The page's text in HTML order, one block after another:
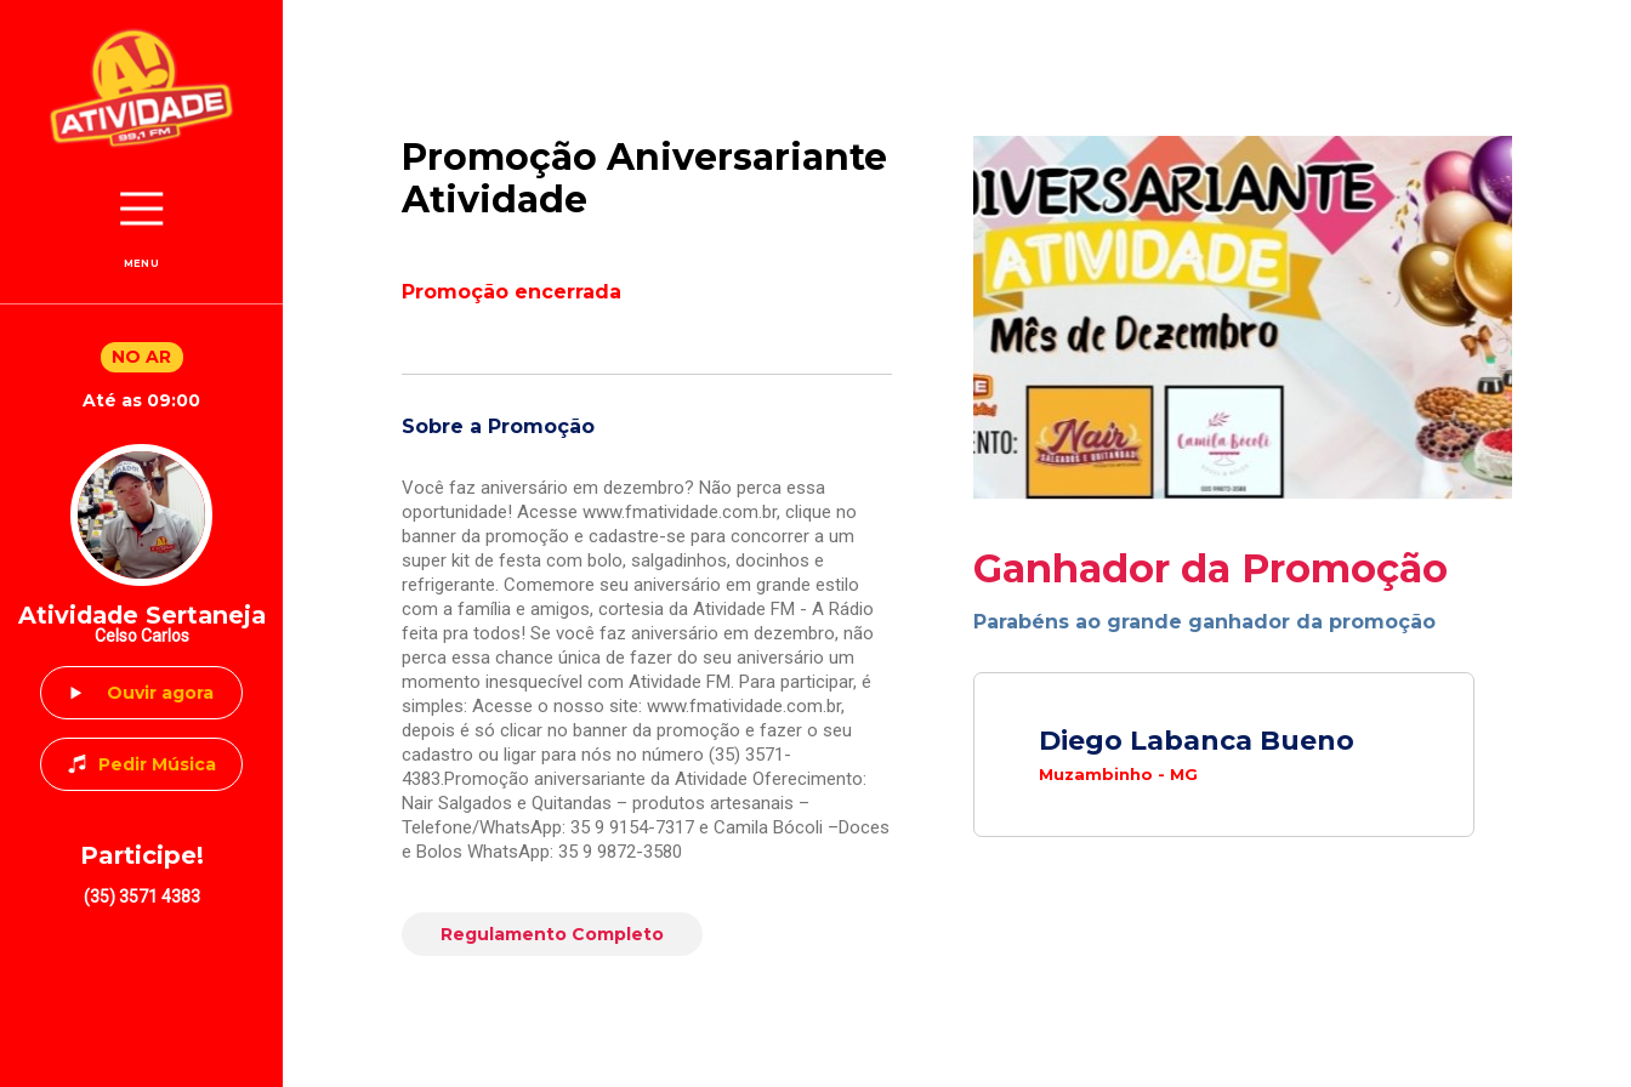
MENU
NO AR
Até as 09:00
Atividade Sertaneja
Celso Carlos
Ouvir agora
Pedir Música
Participe!
(35) 3571 4383
Promoção Aniversariante
Atividade
Promoção encerrada
Sobre a Promoção
Você faz aniversário em dezembro? Não perca essa
oportunidade! Acesse www.fmatividade.com.br, clique no
banner da promoção e cadastre-se para concorrer a um
super kit de festa com bolo, salgadinhos, docinhos e
refrigerante. Comemore seu aniversário em grande estilo
com a família e amigos, cortesia da Atividade FM - A Rádio
feita pra todos! Se você faz aniversário em dezembro, não
perca essa chance única de fazer do seu aniversário um
momento inesquecível com Atividade FM. Para participar, é
simples: Acesse o nosso site: www.fmatividade.com.br,
depois é só clicar no banner da promoção e fazer o seu
cadastro ou ligar para nós no número (35) 3571-
4383.Promoção aniversariante da Atividade Oferecimento:
Nair Salgados e Quitandas – produtos artesanais –
Telefone/WhatsApp: 35 9 9154-7317 e Camila Bócoli –Doces
e Bolos WhatsApp: 35 9 9872-3580
Regulamento Completo
Ganhador da Promoção
Parabéns ao grande ganhador da promoção
Diego Labanca Bueno
Muzambinho - MG